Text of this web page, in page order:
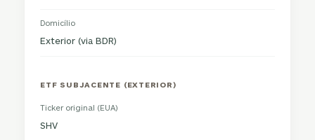
Domicílio
Exterior (via BDR)
ETF SUBJACENTE (EXTERIOR)
Ticker original (EUA)
SHV